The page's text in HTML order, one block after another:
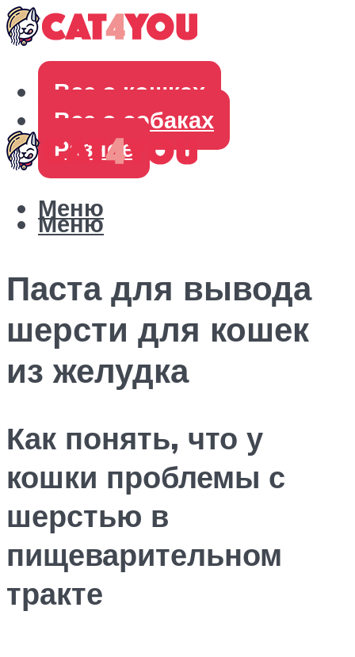
Все о кошках
Все о собаках
Разное
Меню
Меню
Паста для вывода
шерсти для кошек
из желудка
Как понять, что у
кошки проблемы с
шерстью в
пищеварительном
тракте